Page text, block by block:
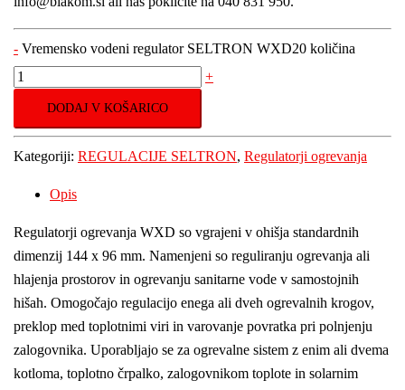
- Vremensko vodeni regulator SELTRON WXD20 količina
+
DODAJ V KOŠARICO
Kategoriji: REGULACIJE SELTRON, Regulatorji ogrevanja
Opis
Regulatorji ogrevanja WXD so vgrajeni v ohišja standardnih
dimenzij 144 x 96 mm. Namenjeni so reguliranju ogrevanja ali
hlajenja prostorov in ogrevanju sanitarne vode v samostojnih
hišah. Omogočajo regulacijo enega ali dveh ogrevalnih krogov,
preklop med toplotnimi viri in varovanje povratka pri polnjenju
zalogovnika. Uporabljajo se za ogrevalne sistem z enim ali dvema
kotloma, toplotno črpalko, zalogovnikom toplote in solarnim